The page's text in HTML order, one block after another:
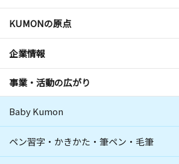
KUMONの原点
企業情報
事業・活動の広がり
Baby Kumon
ペン習字・かきかた・筆ペン・毛筆